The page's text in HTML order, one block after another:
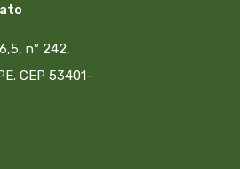
nº 242,
CEP 53401-